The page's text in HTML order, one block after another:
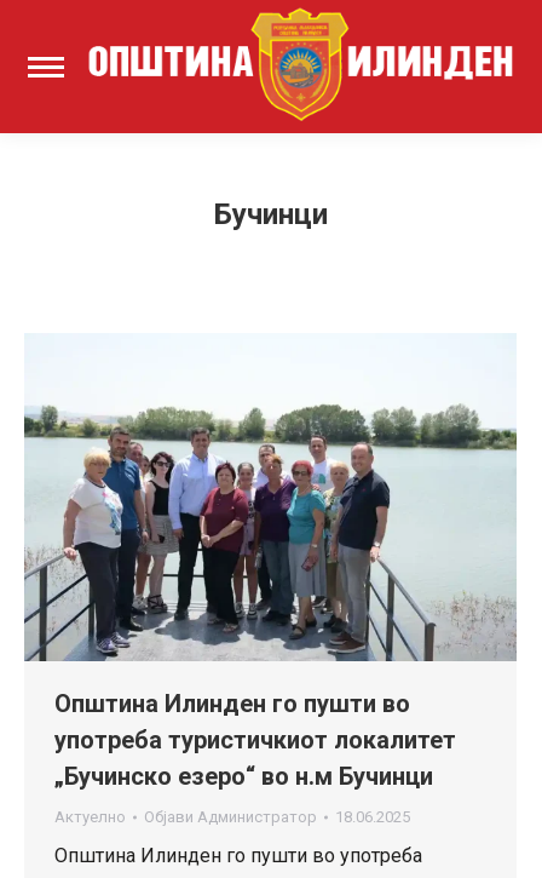
Бучинци
Општина Илинден го пушти во
употреба туристичкиот локалитет
„Бучинско езеро“ во н.м Бучинци
Актуелно Објави Администратор 18.06.2025
Општина Илинден го пушти во употреба